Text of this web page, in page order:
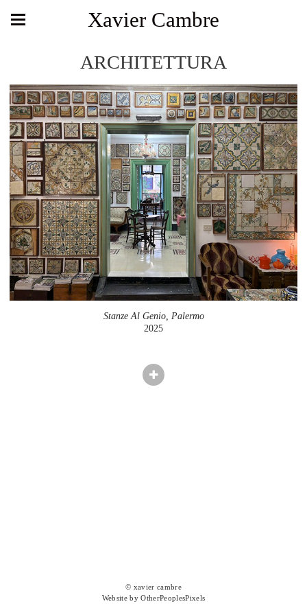
Xavier Cambre
ARCHITETTURA
Stanze Al Genio, Palermo
2025
© xavier cambre
Website by OtherPeoplesPixels